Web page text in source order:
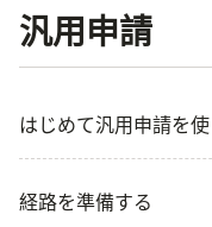
汎用申請
はじめて汎用申請を使
経路を準備する